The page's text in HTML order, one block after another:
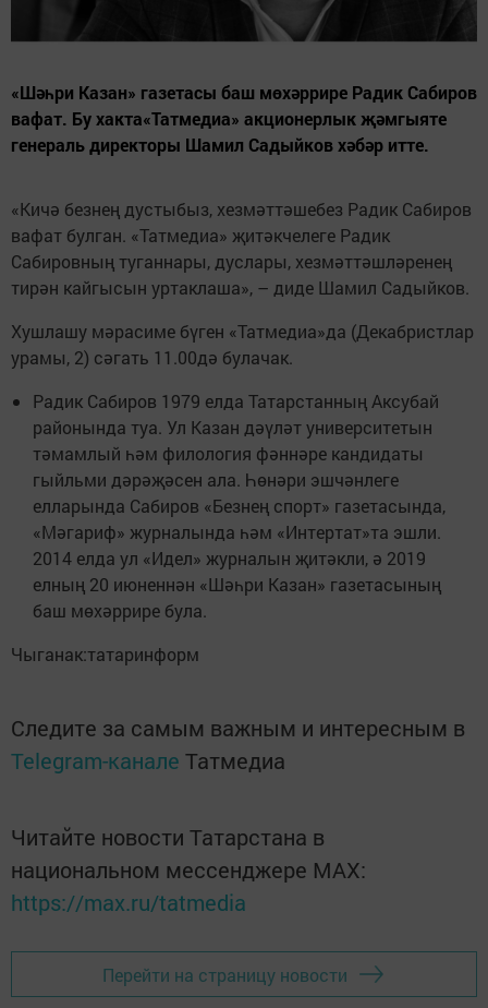
«Шәһри Казан» газетасы баш мөхәррире Радик Сабиров
вафат. Бу хакта«Татмедиа» акционерлык җәмгыяте
генераль директоры Шамил Садыйков хәбәр итте.
«Кичә безнең дустыбыз, хезмәттәшебез Радик Сабиров
вафат булган. «Татмедиа» җитәкчелеге Радик
Сабировның туганнары, дуслары, хезмәттәшләренең
тирән кайгысын уртаклаша», – диде Шамил Садыйков.
Хушлашу мәрасиме бүген «Татмедиа»да (Декабристлар
урамы, 2) сәгать 11.00дә булачак.
Радик Сабиров 1979 елда Татарстанның Аксубай
районында туа. Ул Казан дәүләт университетын
тәмамлый һәм филология фәннәре кандидаты
гыйльми дәрәҗәсен ала. Һөнәри эшчәнлеге
елларында Сабиров «Безнең спорт» газетасында,
«Мәгариф» журналында һәм «Интертат»та эшли.
2014 елда ул «Идел» журналын җитәкли, ә 2019
елның 20 июненнән «Шәһри Казан» газетасының
баш мөхәррире була.
Чыганак:татаринформ
Следите за самым важным и интересным в
Telegram-канале Татмедиа
Читайте новости Татарстана в
национальном мессенджере MАХ:
https://max.ru/tatmedia
Перейти на страницу новости